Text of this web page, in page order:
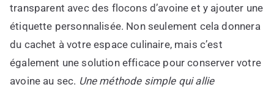
transparent avec des flocons d’avoine et y ajouter une
étiquette personnalisée. Non seulement cela donnera
du cachet à votre espace culinaire, mais c’est
également une solution efficace pour conserver votre
avoine au sec. Une méthode simple qui allie